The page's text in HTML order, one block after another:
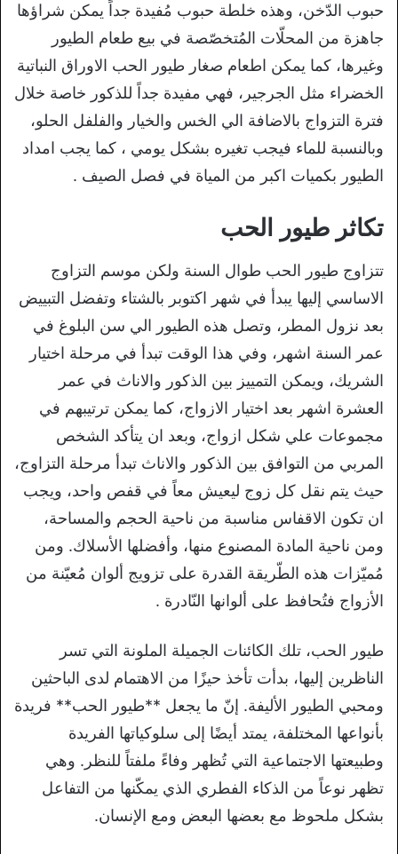
حبوب الدّخن، وهذه خلطة حبوب مُفيدة جداً يمكن شراؤها
جاهزة من المحلّات المُتخصّصة في بيع طعام الطيور
وغيرها، كما يمكن اطعام صغار طيور الحب الاوراق النباتية
الخضراء مثل الجرجير، فهي مفيدة جداً للذكور خاصة خلال
فترة التزواج بالاضافة الي الخس والخيار والفلفل الحلو،
وبالنسبة للماء فيجب تغيره بشكل يومي ، كما يجب امداد
الطيور بكميات اكبر من المياة في فصل الصيف .
تكاثر طيور الحب
تتزاوج طيور الحب طوال السنة ولكن موسم التزاوج
الاساسي إليها يبدأ في شهر اكتوبر بالشتاء وتفضل التبييض
بعد نزول المطر، وتصل هذه الطيور الي سن البلوغ في
عمر السنة اشهر، وفي هذا الوقت تبدأ في مرحلة اختيار
الشريك، ويمكن التمييز بين الذكور والاناث في عمر
العشرة اشهر بعد اختيار الازواج، كما يمكن ترتيبهم في
مجموعات علي شكل ازواج، وبعد ان يتأكد الشخص
المربي من التوافق بين الذكور والاناث تبدأ مرحلة التزاوج،
حيث يتم نقل كل زوج ليعيش معاً في قفص واحد، ويجب
ان تكون الاقفاس مناسبة من ناحية الحجم والمساحة،
ومن ناحية المادة المصنوع منها، وأفضلها الأسلاك. ومن
مُميّزات هذه الطّريقة القدرة على تزويج ألوان مُعيّنة من
الأزواج فتُحافظ على ألوانها النّادرة .
طيور الحب، تلك الكائنات الجميلة الملونة التي تسر
الناظرين إليها، بدأت تأخذ حيزًا من الاهتمام لدى الباحثين
ومحبي الطيور الأليفة. إنّ ما يجعل **طيور الحب** فريدة
بأنواعها المختلفة، يمتد أيضًا إلى سلوكياتها الفريدة
وطبيعتها الاجتماعية التي تُظهر وفاءً ملفتاً للنظر. وهي
تظهر نوعاً من الذكاء الفطري الذي يمكّنها من التفاعل
بشكل ملحوظ مع بعضها البعض ومع الإنسان.